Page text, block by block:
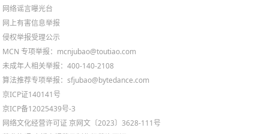
网络谣言曝光台
网上有害信息举报
侵权举报受理公示
MCN 专项举报：mcnjubao@toutiao.com
未成年人相关举报：400-140-2108
算法推荐专项举报：sfjubao@bytedance.com
京ICP证140141号
京ICP备12025439号-3
网络文化经营许可证 京网文〔2023〕3628-111号